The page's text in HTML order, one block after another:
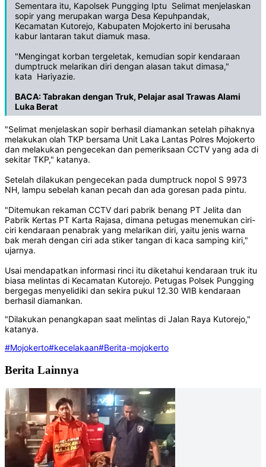
Sementara itu, Kapolsek Pungging Iptu Selimat menjelaskan
sopir yang merupakan warga Desa Kepuhpandak,
Kecamatan Kutorejo, Kabupaten Mojokerto ini berusaha
kabur lantaran takut diamuk masa.
"Mengingat korban tergeletak, kemudian sopir kendaraan
dumptruck melarikan diri dengan alasan takut dimasa,"
kata Hariyazie.
BACA:Tabrakan dengan Truk, Pelajar asal Trawas Alami
Luka Berat
"Selimat menjelaskan sopir berhasil diamankan setelah pihaknya
melakukan olah TKP bersama Unit Laka Lantas Polres Mojokerto
dan melakukan pengecekan dan pemeriksaan CCTV yang ada di
sekitar TKP," katanya.
Setelah dilakukan pengecekan pada dumptruck nopol S 9973
NH, lampu sebelah kanan pecah dan ada goresan pada pintu.
"Ditemukan rekaman CCTV dari pabrik benang PT Jelita dan
Pabrik Kertas PT Karta Rajasa, dimana petugas menemukan ciri-
ciri kendaraan penabrak yang melarikan diri, yaitu jenis warna
bak merah dengan ciri ada stiker tangan di kaca samping kiri,"
ujarnya.
Usai mendapatkan informasi rinci itu diketahui kendaraan truk itu
biasa melintas di Kecamatan Kutorejo. Petugas Polsek Pungging
bergegas menyelidiki dan sekira pukul 12.30 WIB kendaraan
berhasil diamankan.
"Dilakukan penangkapan saat melintas di Jalan Raya Kutorejo,"
katanya.
#Mojokerto#kecelakaan#Berita-mojokerto
Berita Lainnya